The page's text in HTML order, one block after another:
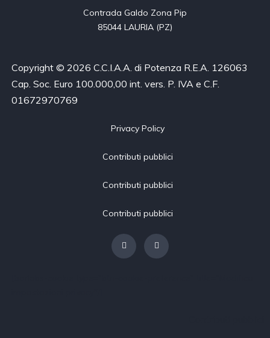
Contrada Galdo Zona Pip
85044 LAURIA (PZ)
Copyright © 2026 C.C.I.A.A. di Potenza R.E.A. 126063
Cap. Soc. Euro 100.000,00 int. vers. P. IVA e C.F.
01672970769
Privacy Policy
Contributi pubblici
Contributi pubblici
Contributi pubblici